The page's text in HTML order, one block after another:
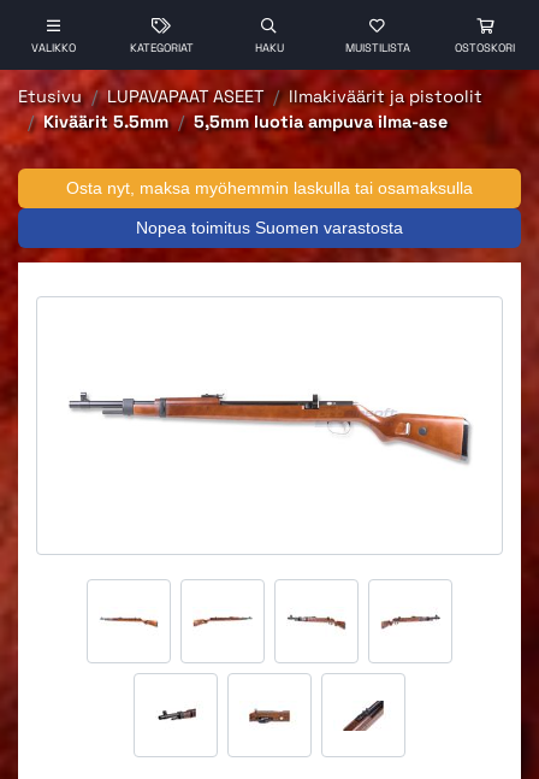
VALIKKO KATEGORIAT HAKU MUISTILISTA OSTOSKORI
Etusivu LUPAVAPAAT ASEET
Ilmakiväärit ja pistoolit
Kiväärit 5.5mm
5,5mm luotia ampuva ilma-ase
Osta nyt, maksa myöhemmin laskulla tai osamaksulla
Nopea toimitus Suomen varastosta